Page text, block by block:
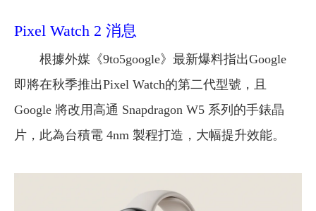
Pixel Watch 2 消息
根據外媒《9to5google》最新爆料指出Google
即將在秋季推出Pixel Watch的第二代型號，且
Google 將改用高通 Snapdragon W5 系列的手錶晶
片，此為台積電 4nm 製程打造，大幅提升效能。